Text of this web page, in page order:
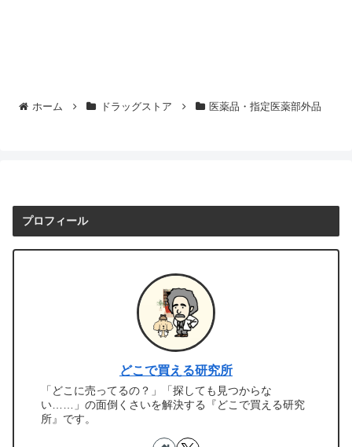
ホーム ドラッグストア 医薬品・指定医薬部外品
プロフィール
どこで買える研究所
「どこに売ってるの？」「探しても見つからな
い……」の面倒くさいを解決する『どこで買える研究
所』です。